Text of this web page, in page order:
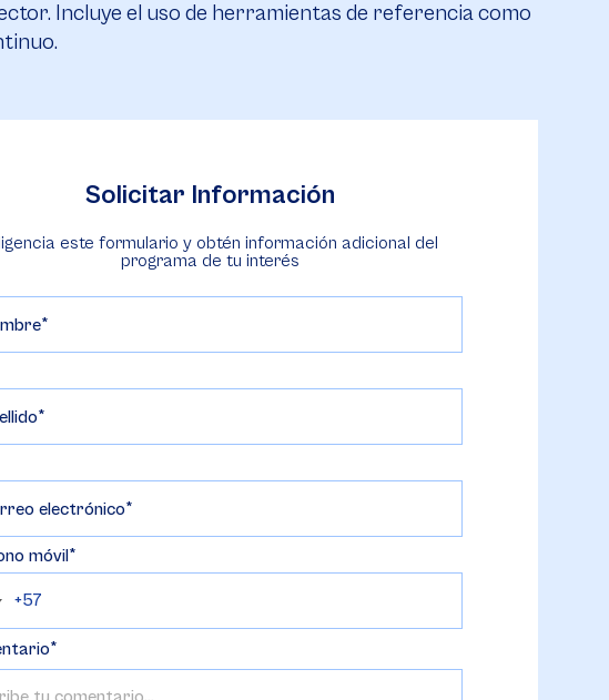
Incluye el uso de herramientas de referencia como
Solicitar Información
este formulario y obtén información adicional del
programa de tu interés
electrónico
móvil